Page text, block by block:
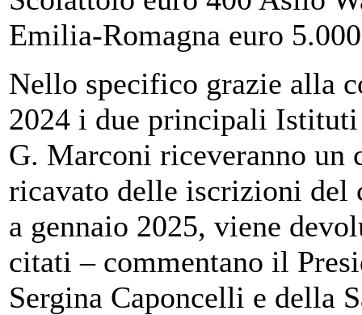
Emilia-Romagna euro
Nello specifico grazie alla
2024 i due principali
G. Marconi riceveranno
ricavato delle iscrizioni del
a gennaio 2025, viene
citati – commentano il
Sergina Caponcelli e della